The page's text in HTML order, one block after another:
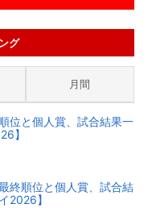
グ
月間
位と個人賞、試合結果一
】
終順位と個人賞、試合結
2026】